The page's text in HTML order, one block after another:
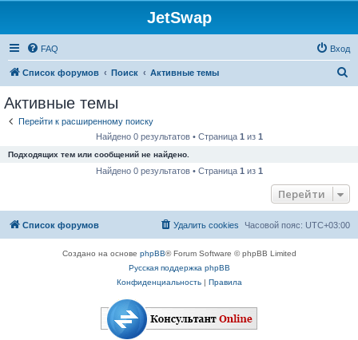
JetSwap
FAQ Вход
Список форумов Поиск Активные темы
Активные темы
Перейти к расширенному поиску
Найдено 0 результатов • Страница 1 из 1
Подходящих тем или сообщений не найдено.
Найдено 0 результатов • Страница 1 из 1
Перейти
Список форумов Часовой пояс: UTC+03:00
Удалить cookies
Создано на основе phpBB® Forum Software © phpBB Limited
Русская поддержка phpBB
Конфиденциальность| Правила